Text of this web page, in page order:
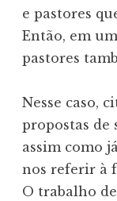
e pastores
Então, em
pastores
Nesse caso,
propostas de
assim como
nos referir à
O trabalho